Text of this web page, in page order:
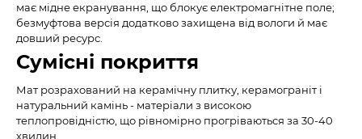
має мідне екранування, що блокує електромагнітне поле;
безмуфтова версія додатково захищена від вологи й має
довший ресурс.
Сумісні покриття
Мат розрахований на керамічну плитку, керамограніт і
натуральний камінь - матеріали з високою
теплопровідністю, що рівномірно прогріваються за 30-40
хвилин.